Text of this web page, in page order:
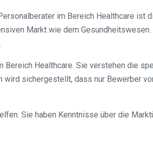
im Bereich Healthcare
Markt wie dem
Healthcare. Sie verstehen die
wird sichergestellt, dass nur Bewerber
Sie haben Kenntnisse über die